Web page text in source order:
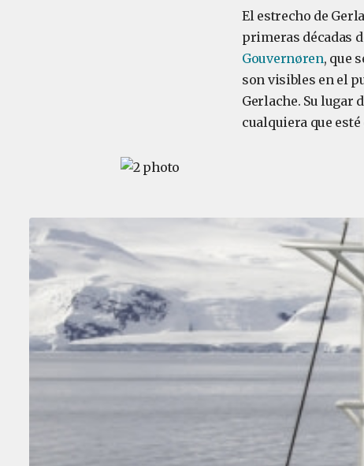
El estrecho de
primeras décadas
Gouvernøren, que
son visibles en el
Gerlache. Su lugar
cualquiera que